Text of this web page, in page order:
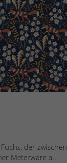
der zwischen
Meterware a...